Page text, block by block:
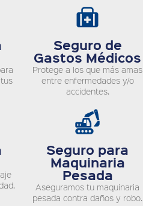
Seguro de
Gastos Médicos
Protege a los que más amas
entre enfermedades y/o
accidentes.
Seguro para
Maquinaria
Pesada
Aseguramos tu maquinaria
pesada contra daños y robo.